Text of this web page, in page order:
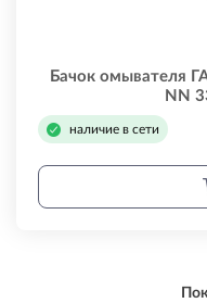
Бачок омывателя
NN
наличие в сети